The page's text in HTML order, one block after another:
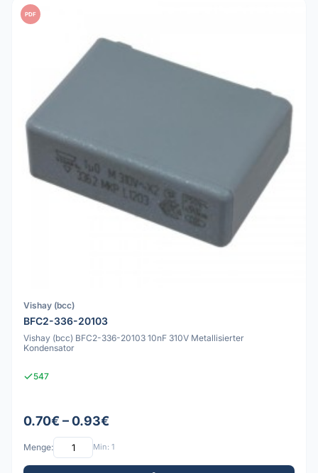
PDF
Vishay (bcc)
BFC2-336-20103
Vishay (bcc) BFC2-336-20103 10nF 310V Metallisierter
Kondensator
547
0.70€ – 0.93€
Menge: Min: 1